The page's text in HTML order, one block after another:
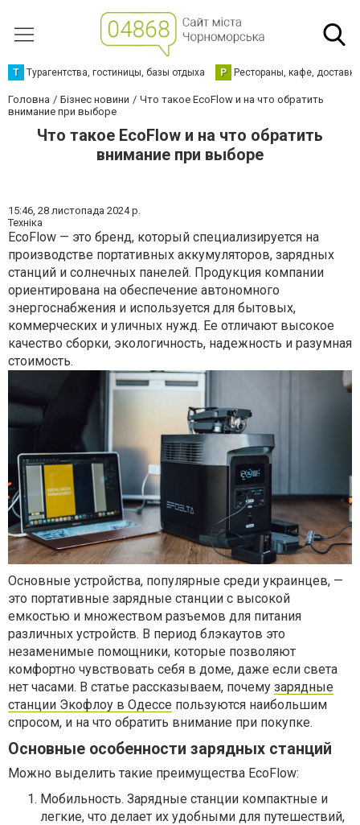
Т Турагентства, гостиницы, базы отдыха Р Рестораны, кафе,
Головна Бізнес новини
Что такое EcoFlow и на что обратить
внимание при выборе
Что такое EcoFlow и на что обратить
внимание при выборе
15:46, 28 листопада 2024 р.
Техніка
EcoFlow — это бренд, который специализируется на
производстве портативных аккумуляторов, зарядных
станций и солнечных панелей. Продукция компании
ориентирована на обеспечение автономного
энергоснабжения и используется для бытовых,
коммерческих и уличных нужд. Ее отличают высокое
качество сборки, экологичность, надежность и разумная
стоимость.
Основные устройства, популярные среди украинцев, —
это портативные зарядные станции с высокой
емкостью и множеством разъемов для питания
различных устройств. В период блэкаутов это
незаменимые помощники, которые позволяют
комфортно чувствовать себя в доме, даже если света
нет часами. В статье рассказываем, почему зарядные
станции Экофлоу в Одессе пользуются наибольшим
спросом, и на что обратить внимание при покупке.
Основные особенности зарядных станций
Можно выделить такие преимущества EcoFlow:
Мобильность. Зарядные станции компактные и
легкие, что делает их удобными для путешествий,